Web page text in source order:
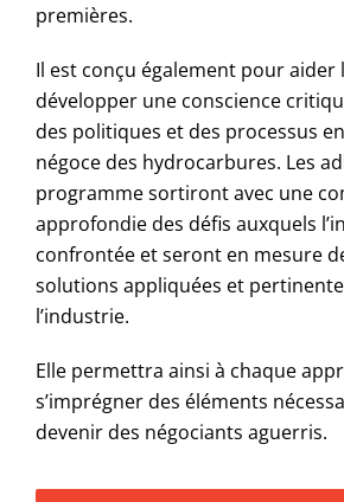
premières.
Il est conçu également pour aider
développer une conscience
des politiques et des processus
négoce des hydrocarbures. Les
programme sortiront avec une
approfondie des défis auxquels
confrontée et seront en mesure
solutions appliquées et
l’industrie.
Elle permettra ainsi à chaque
s’imprégner des éléments
devenir des négociants aguerris.